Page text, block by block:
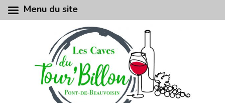
Menu du site